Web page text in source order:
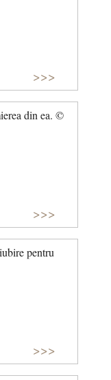
>>>
din ea. ©
>>>
pentru
>>>